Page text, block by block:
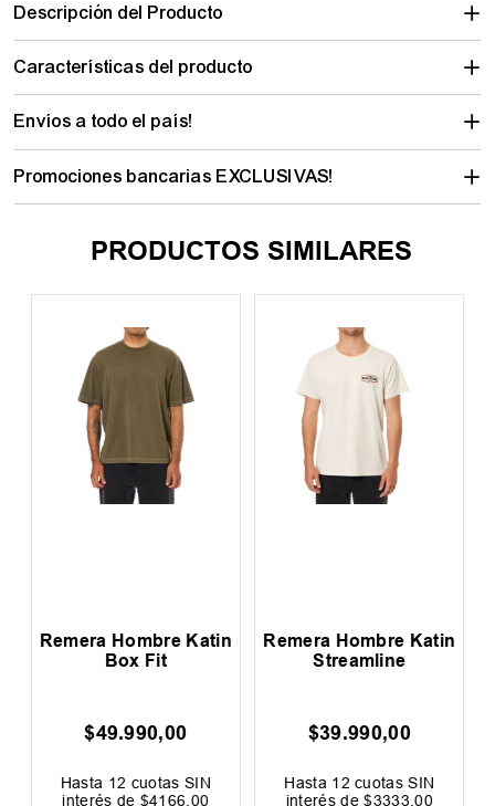
Descripción del Producto
Características del producto
Envíos a todo el país!
Promociones bancarias EXCLUSIVAS!
PRODUCTOS SIMILARES
Remera Hombre Katin
Box Fit
$49.990,00
Hasta 12 cuotas SIN
interés de $4166 00
Remera Hombre Katin
Streamline
$39.990,00
Hasta 12 cuotas SIN
interés de$3333,00